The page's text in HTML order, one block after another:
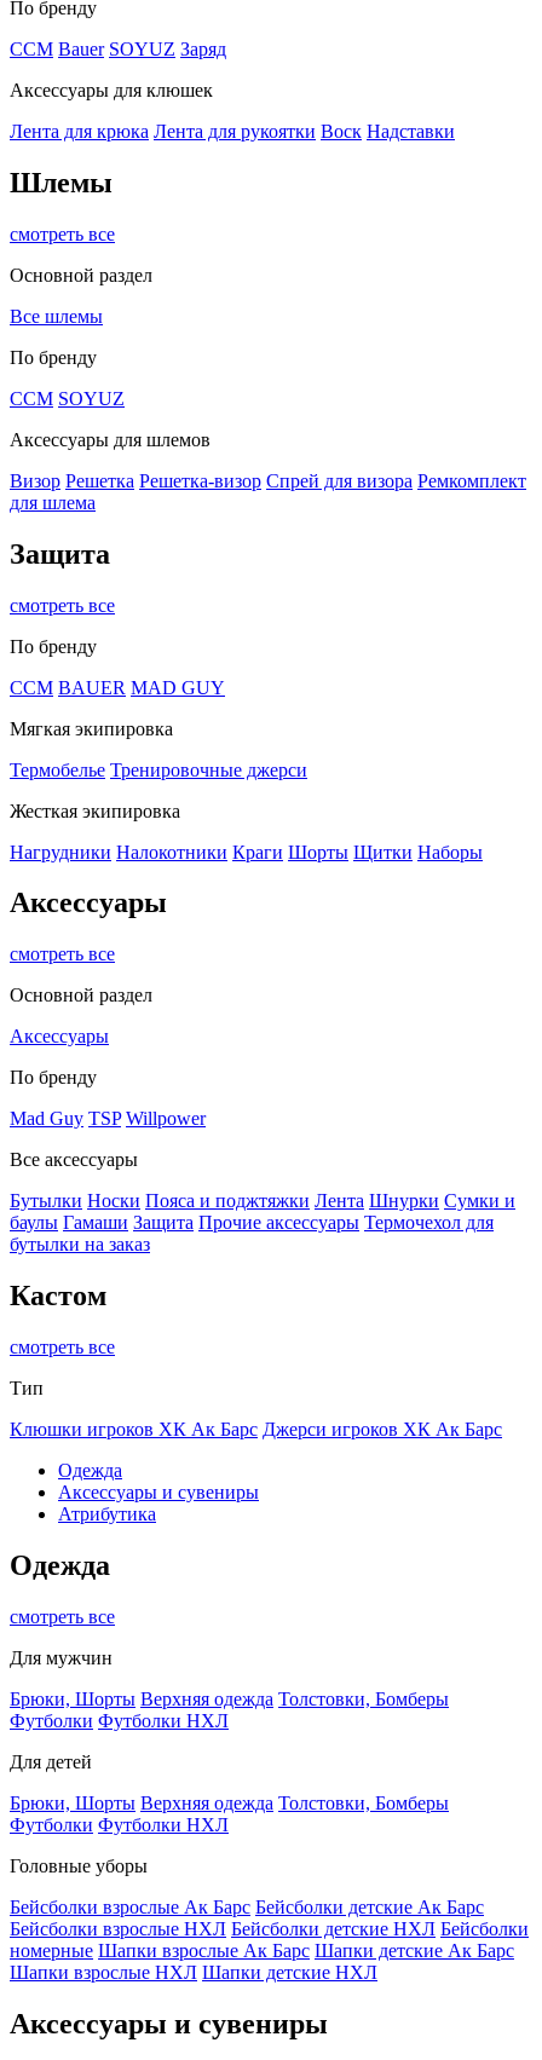
По бренду
CCM Bauer SOYUZ Заряд
Аксессуары для клюшек
Лента для крюка Лента для рукоятки Воск Надставки
Шлемы
смотреть все
Основной раздел
Все шлемы
По бренду
CCM SOYUZ
Аксессуары для шлемов
Визор Решетка Решетка-визор Спрей для визора Ремкомплект
для шлема
Защита
смотреть все
По бренду
CCM BAUER MAD GUY
Мягкая экипировка
Термобелье Тренировочные джерси
Жесткая экипировка
Нагрудники Налокотники Краги Шорты Щитки Наборы
Аксессуары
смотреть все
Основной раздел
Аксессуары
По бренду
Mad Guy TSP Willpower
Все аксессуары
Бутылки Носки Пояса и поджтяжки Лента Шнурки Сумки и
баулы Гамаши Защита Прочие аксессуары Термочехол для
бутылки на заказ
Кастом
смотреть все
Тип
Клюшки игроков ХК Ак Барс Джерси игроков ХК Ак Барс
Одежда
Аксессуары и сувениры
Атрибутика
Одежда
смотреть все
Для мужчин
Брюки, Шорты Верхняя одежда Толстовки, Бомберы
Футболки Футболки НХЛ
Для детей
Брюки, Шорты Верхняя одежда Толстовки, Бомберы
Футболки Футболки НХЛ
Головные уборы
Бейсболки взрослые Ак Барс Бейсболки детские Ак Барс
Бейсболки взрослые НХЛ Бейсболки детские НХЛ Бейсболки
номерные Шапки взрослые Ак Барс Шапки детские Ак Барс
Шапки взрослые НХЛ Шапки детские НХЛ
Аксессуары и сувениры